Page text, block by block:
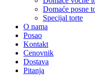
Domaće posne
Specijal torte
O nama
Posao
Kontakt
Cenovnik
Dostava
Pitanja